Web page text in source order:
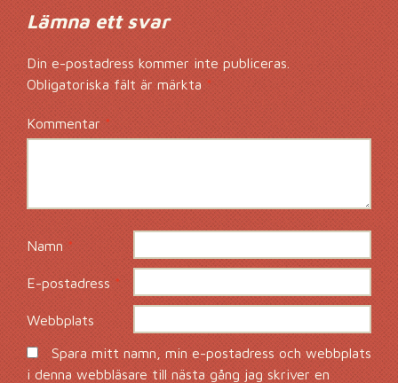
Lämna ett svar
Din e-postadress kommer inte publiceras.
Obligatoriska fält är märkta*
Kommentar*
Namn *
E-postadress*
Webbplats
Spara mitt namn, min e-postadress och webbplats
i denna webbläsare till nästa gång jag skriver en